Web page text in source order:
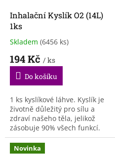
Inhalační Kyslík O2 (14L)
1ks
Průměrné
produktu
3,9
5
hvězdiček.
Skladem (6456 ks)
194 Kč / ks
Do košíku
1 ks kyslíkové láhve. Kyslík je
životně důležitý pro sílu a
zdraví našeho těla, jelikož
zásobuje 90% všech funkcí.
Nádobka s kyslíkem je velmi
lehká. Jedná se o 14...
Novinka